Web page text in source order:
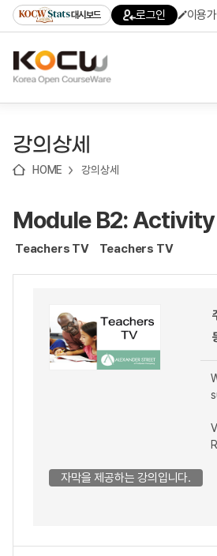
기
기
기
content)
가
대시보드 로그인 이용
강의상세
HOME 강의상세
Module B2:
Teachers TV Teachers TV
자막을 제공하는 강의입니다.